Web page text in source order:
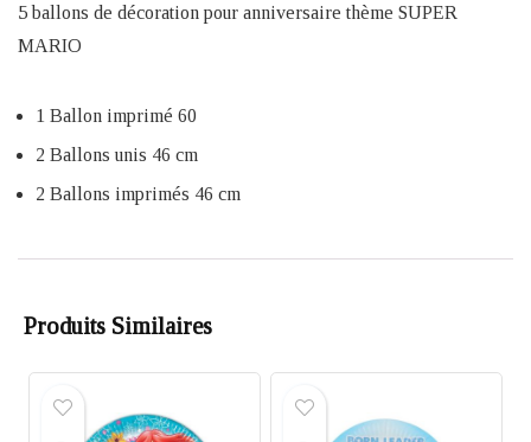
5 ballons de décoration pour anniversaire thème SUPER
MARIO
1 Ballon imprimé 60
2 Ballons unis 46 cm
2 Ballons imprimés 46 cm
Produits Similaires